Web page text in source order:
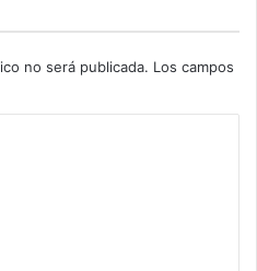
no será publicada. Los campos